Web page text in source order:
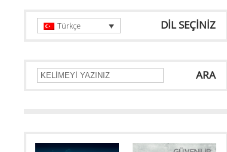
DİL SEÇİNİZ
Türkçe
ARA